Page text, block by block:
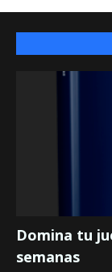
Domina tu
semanas